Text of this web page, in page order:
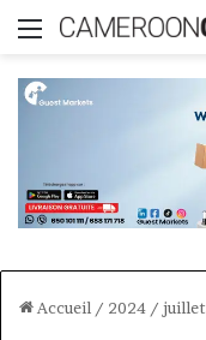
Menu
Accueil / 2024 / juillet